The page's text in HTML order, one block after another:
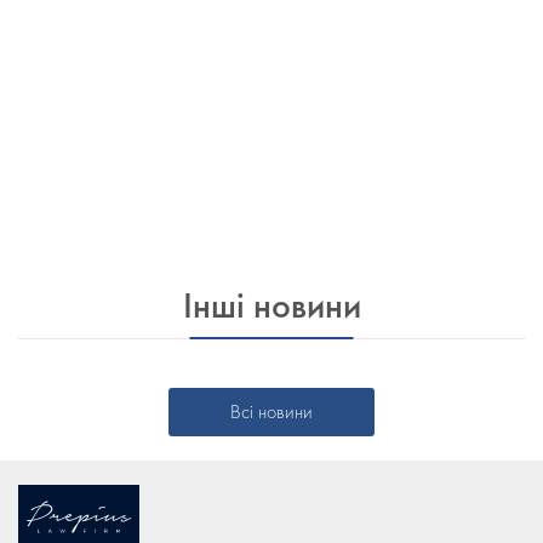
Інші новини
Всі новини